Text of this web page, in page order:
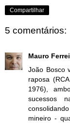
Compartilhar
5 comentários:
Mauro
João Bosco
raposa
1976),
sucessos
mineiro -